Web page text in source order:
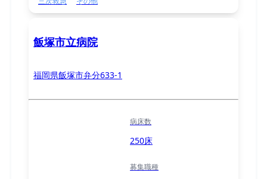
飯塚市立病院
福岡県飯塚市弁分633-1
病床数
250床
募集職種